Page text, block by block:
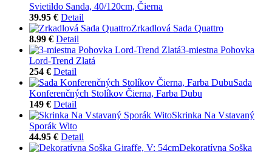
Svietildo Sanda, 40/120cm, Čierna
39.95 € Detail
Zrkadlová Sada Quattro
8.99 € Detail
3-miestna Pohovka
Lord-Trend Zlatá
254 € Detail
Sada
Konferenčných Stolíkov Čierna, Farba Dubu
149 € Detail
Skrinka Na Vstavaný
Sporák Wito
44.95 € Detail
Dekoratívna Soška